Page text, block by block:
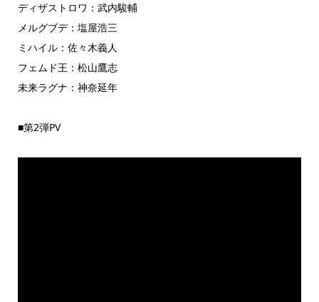
ディザストロワ：武内駿輔
メルグブデ：塩屋浩三
ミハイル：佐々木義人
フェムド王：松山鷹志
未来ラグナ：神奈延年
■第2弾PV